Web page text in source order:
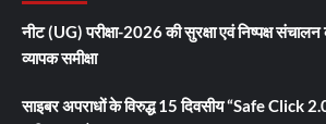
नीट (UG) परीक्षा-2026 की सुरक्षा एवं निष्पक्ष
व्यापक समीक्षा
साइबर अपराधों के विरुद्ध 15 दिवसीय “Safe Click